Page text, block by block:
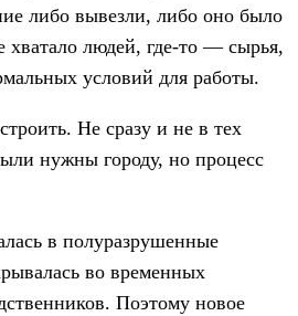
либо вывезли, либо оно было
хватало людей, где-то — сырья,
условий для работы.
Не сразу и не в тех
нужны городу, но процесс
в полуразрушенные
во временных
Поэтому новое